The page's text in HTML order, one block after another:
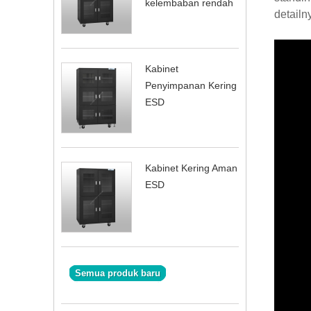
kelembaban rendah
Kabinet
Penyimpanan Kering
ESD
Kabinet Kering Aman
ESD
Semua produk baru